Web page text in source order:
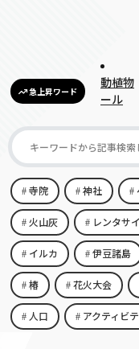
急上昇ワード
動植物
ール
寺院 神社
火山灰 レンタサ
イルカ 伊豆諸島
椿 花火大会
人口 アクティビ